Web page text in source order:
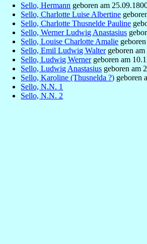
Sello, Hermann geboren am
Sello, Charlotte Luise Albertine
Sello, Charlotte Thusnelde Pauline
Sello, Werner Ludwig Anastasius
Sello, Louise Charlotte Amalie
Sello, Emil Ludwig Waltergeboren am
Sello, Ludwig Wernergeboren am
Sello, Ludwig Anastasius geboren am
Sello, Karoline (Thusnelda ?) geboren
Sello, N.N. 1
Sello, N.N. 2